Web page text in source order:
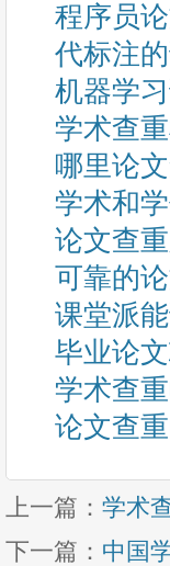
程序员
代标注
机器学
学术查
哪里论
学术和
论文查
可靠的
课堂派
毕业论
学术查
论文查
上一篇： 学术
下一篇： 中国